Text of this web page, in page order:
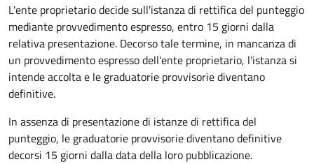
L'ente proprietario decide sull'istanza di rettifica del punteggio
mediante provvedimento espresso, entro 15 giorni dalla
relativa presentazione. Decorso tale termine, in mancanza di
un provvedimento espresso dell'ente proprietario, l'istanza si
intende accolta e le graduatorie provvisorie diventano
definitive.
In assenza di presentazione di istanze di rettifica del
punteggio, le graduatorie provvisorie diventano definitive
decorsi 15 giorni dalla data della loro pubblicazione.